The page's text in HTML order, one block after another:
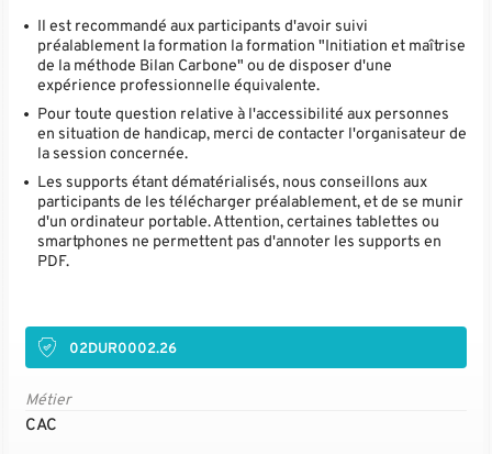
Il est recommandé aux participants d'avoir suivi
préalablement la formation la formation "Initiation et maîtrise
de la méthode Bilan Carbone" ou de disposer d'une
expérience professionnelle équivalente.
Pour toute question relative à l'accessibilité aux personnes
en situation de handicap, merci de contacter l'organisateur de
la session concernée.
Les supports étant dématérialisés, nous conseillons aux
participants de les télécharger préalablement, et de se munir
d'un ordinateur portable. Attention, certaines tablettes ou
smartphones ne permettent pas d'annoter les supports en
PDF.
02DUR0002.26
Métier
CAC